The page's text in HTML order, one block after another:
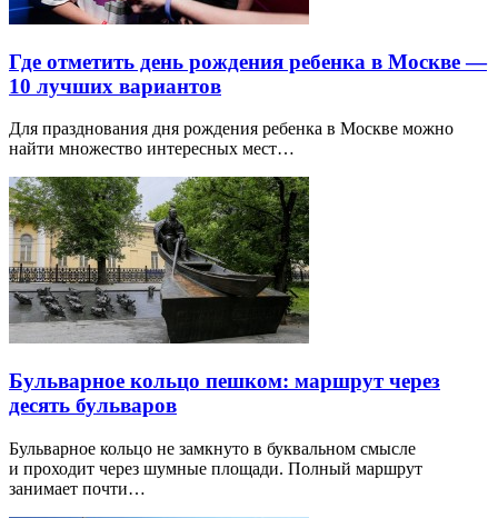
Где отметить день рождения ребенка в Москве —
10 лучших вариантов
Для празднования дня рождения ребенка в Москве можно
найти множество интересных мест…
Бульварное кольцо пешком: маршрут через
десять бульваров
Бульварное кольцо не замкнуто в буквальном смысле
и проходит через шумные площади. Полный маршрут
занимает почти…